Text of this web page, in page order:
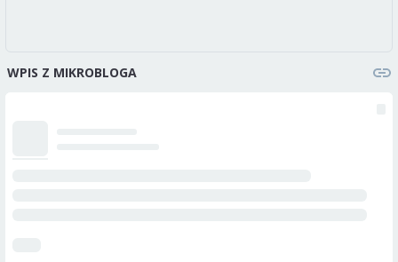
WPIS Z MIKROBLOGA